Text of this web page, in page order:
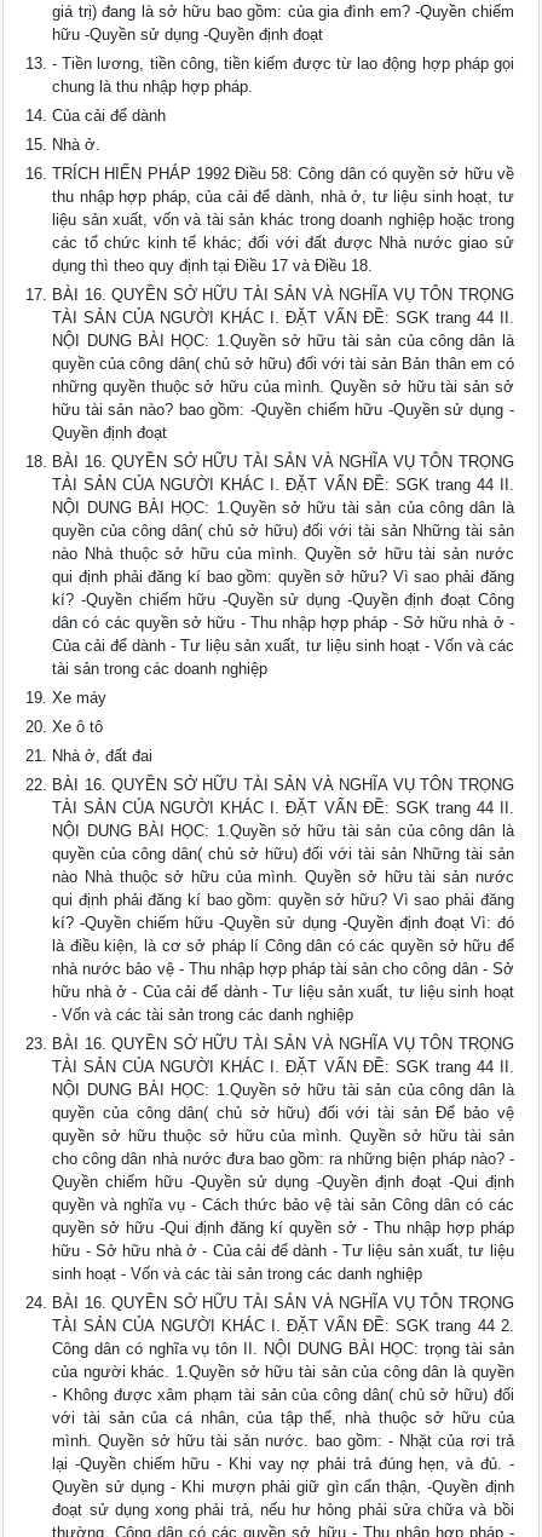
giá trị) đang là sở hữu bao gồm: của gia đình em? -Quyền chiếm
hữu -Quyền sử dụng -Quyền định đoạt
- Tiền lương, tiền công, tiền kiếm được từ lao động hợp pháp gọi
chung là thu nhập hợp pháp.
Của cải để dành
Nhà ở.
TRÍCH HIẾN PHÁP 1992 Điều 58: Công dân có quyền sở hữu về
thu nhập hợp pháp, của cải để dành, nhà ở, tư liệu sinh hoạt, tư
liệu sản xuất, vốn và tài sản khác trong doanh nghiệp hoặc trong
các tổ chức kinh tế khác; đối với đất được Nhà nước giao sử
dụng thì theo quy định tại Điều 17 và Điều 18.
BÀI 16. QUYỀN SỞ HỮU TÀI SẢN VÀ NGHĨA VỤ TÔN TRỌNG
TÀI SẢN CỦA NGƯỜI KHÁC I. ĐẶT VẤN ĐỀ: SGK trang 44 II.
NỘI DUNG BÀI HỌC: 1.Quyền sở hữu tài sản của công dân là
quyền của công dân( chủ sở hữu) đối với tài sản Bản thân em có
những quyền thuộc sở hữu của mình. Quyền sở hữu tài sản sở
hữu tài sản nào? bao gồm: -Quyền chiếm hữu -Quyền sử dụng -
Quyền định đoạt
BÀI 16. QUYỀN SỞ HỮU TÀI SẢN VÀ NGHĨA VỤ TÔN TRỌNG
TÀI SẢN CỦA NGƯỜI KHÁC I. ĐẶT VẤN ĐỀ: SGK trang 44 II.
NỘI DUNG BÀI HỌC: 1.Quyền sở hữu tài sản của công dân là
quyền của công dân( chủ sở hữu) đối với tài sản Những tài sản
nào Nhà thuộc sở hữu của mình. Quyền sở hữu tài sản nước
qui định phải đăng kí bao gồm: quyền sở hữu? Vì sao phải đăng
kí? -Quyền chiếm hữu -Quyền sử dụng -Quyền định đoạt Công
dân có các quyền sở hữu - Thu nhập hợp pháp - Sở hữu nhà ở -
Của cải để dành - Tư liệu sản xuất, tư liệu sinh hoạt - Vốn và các
tài sản trong các doanh nghiệp
Xe máy
Xe ô tô
Nhà ở, đất đai
BÀI 16. QUYỀN SỞ HỮU TÀI SẢN VÀ NGHĨA VỤ TÔN TRỌNG
TÀI SẢN CỦA NGƯỜI KHÁC I. ĐẶT VẤN ĐỀ: SGK trang 44 II.
NỘI DUNG BÀI HỌC: 1.Quyền sở hữu tài sản của công dân là
quyền của công dân( chủ sở hữu) đối với tài sản Những tài sản
nào Nhà thuộc sở hữu của mình. Quyền sở hữu tài sản nước
qui định phải đăng kí bao gồm: quyền sở hữu? Vì sao phải đăng
kí? -Quyền chiếm hữu -Quyền sử dụng -Quyền định đoạt Vì: đó
là điều kiện, là cơ sở pháp lí Công dân có các quyền sở hữu để
nhà nước bảo vệ - Thu nhập hợp pháp tài sản cho công dân - Sở
hữu nhà ở - Của cải để dành - Tư liệu sản xuất, tư liệu sinh hoạt
- Vốn và các tài sản trong các danh nghiệp
BÀI 16. QUYỀN SỞ HỮU TÀI SẢN VÀ NGHĨA VỤ TÔN TRỌNG
TÀI SẢN CỦA NGƯỜI KHÁC I. ĐẶT VẤN ĐỀ: SGK trang 44 II.
NỘI DUNG BÀI HỌC: 1.Quyền sở hữu tài sản của công dân là
quyền của công dân( chủ sở hữu) đối với tài sản Để bảo vệ
quyền sở hữu thuộc sở hữu của mình. Quyền sở hữu tài sản
cho công dân nhà nước đưa bao gồm: ra những biện pháp nào? -
Quyền chiếm hữu -Quyền sử dụng -Quyền định đoạt -Qui định
quyền và nghĩa vụ - Cách thức bảo vệ tài sản Công dân có các
quyền sở hữu -Qui định đăng kí quyền sở - Thu nhập hợp pháp
hữu - Sở hữu nhà ở - Của cải để dành - Tư liệu sản xuất, tư liệu
sinh hoạt - Vốn và các tài sản trong các danh nghiệp
BÀI 16. QUYỀN SỞ HỮU TÀI SẢN VÀ NGHĨA VỤ TÔN TRỌNG
TÀI SẢN CỦA NGƯỜI KHÁC I. ĐẶT VẤN ĐỀ: SGK trang 44 2.
Công dân có nghĩa vụ tôn II. NỘI DUNG BÀI HỌC: trọng tài sản
của người khác. 1.Quyền sở hữu tài sản của công dân là quyền
- Không được xâm phạm tài sản của công dân( chủ sở hữu) đối
với tài sản của cá nhân, của tập thể, nhà thuộc sở hữu của
mình. Quyền sở hữu tài sản nước. bao gồm: - Nhặt của rơi trả
lại -Quyền chiếm hữu - Khi vay nợ phải trả đúng hẹn, và đủ. -
Quyền sử dụng - Khi mượn phải giữ gìn cẩn thận, -Quyền định
đoạt sử dụng xong phải trả, nếu hư hỏng phải sửa chữa và bồi
thường. Công dân có các quyền sở hữu - Thu nhập hợp pháp -